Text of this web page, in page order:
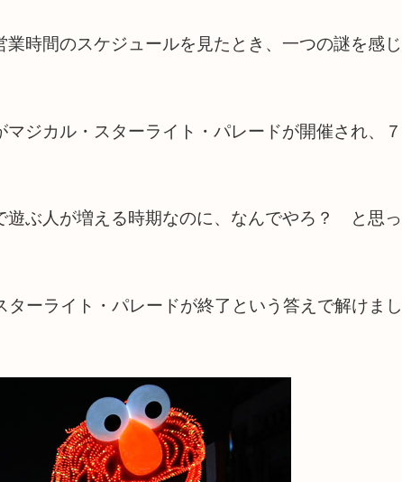
時間のスケジュールを見たとき、一つの謎を感じ
ジカル・スターライト・パレードが開催され、７
遊ぶ人が増える時期なのに、なんでやろ？ と思っ
ーライト・パレードが終了という答えで解けまし